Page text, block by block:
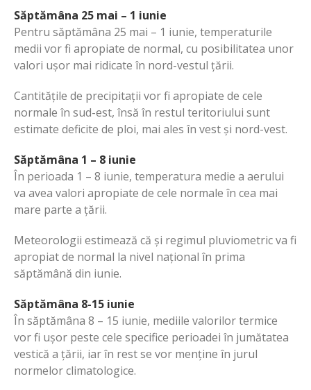
Săptămâna 25 mai – 1 iunie
Pentru săptămâna 25 mai – 1 iunie, temperaturile
medii vor fi apropiate de normal, cu posibilitatea unor
valori ușor mai ridicate în nord-vestul țării.
Cantitățile de precipitații vor fi apropiate de cele
normale în sud-est, însă în restul teritoriului sunt
estimate deficite de ploi, mai ales în vest și nord-vest.
Săptămâna 1 – 8 iunie
În perioada 1 – 8 iunie, temperatura medie a aerului
va avea valori apropiate de cele normale în cea mai
mare parte a țării.
Meteorologii estimează că și regimul pluviometric va fi
apropiat de normal la nivel național în prima
săptămână din iunie.
Săptămâna 8-15 iunie
În săptămâna 8 – 15 iunie, mediile valorilor termice
vor fi ușor peste cele specifice perioadei în jumătatea
vestică a țării, iar în rest se vor menține în jurul
normelor climatologice.